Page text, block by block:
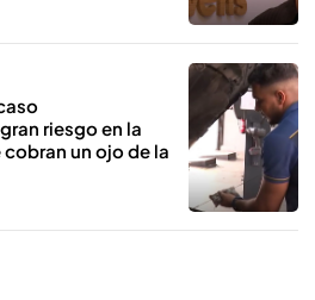
riesgo en la
un ojo de la